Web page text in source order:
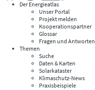
Der Energieatlas
Unser Portal
Projekt melden
Kooperationspartner
Glossar
Fragen und Antworten
Themen
Suche
Daten & Karten
Solarkataster
Klimaschutz-News
Praxisbeispiele